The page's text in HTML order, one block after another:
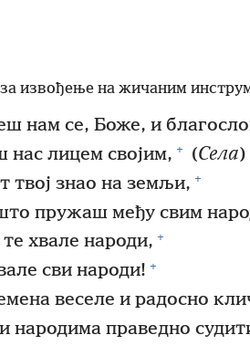
извођење на жичаним
нам се, Боже, и
нас лицем својим, + (Села)
твој знао на земљи, +
пружаш међу свим
хвале народи, +
сви народи! +
веселе и радосно
народима праведно